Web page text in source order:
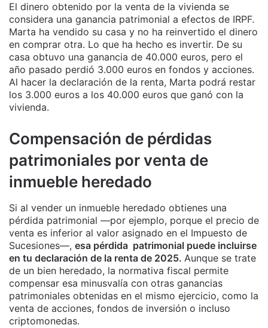
El dinero obtenido por la venta de la vivienda se
considera una ganancia patrimonial a efectos de IRPF.
Marta ha vendido su casa y no ha reinvertido el dinero
en comprar otra. Lo que ha hecho es invertir. De su
casa obtuvo una ganancia de 40.000 euros, pero el
año pasado perdió 3.000 euros en fondos y acciones.
Al hacer la declaración de la renta, Marta podrá restar
los 3.000 euros a los 40.000 euros que ganó con la
vivienda.
Compensación de pérdidas
patrimoniales por venta de
inmueble heredado
Si al vender un inmueble heredado obtienes una
pérdida patrimonial —por ejemplo, porque el precio de
venta es inferior al valor asignado en el Impuesto de
Sucesiones—, esa pérdida patrimonial puede incluirse
en tu declaración de la renta de 2025. Aunque se trate
de un bien heredado, la normativa fiscal permite
compensar esa minusvalía con otras ganancias
patrimoniales obtenidas en el mismo ejercicio, como la
venta de acciones, fondos de inversión o incluso
criptomonedas.